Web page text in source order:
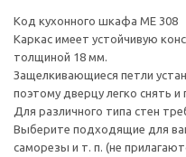
Код кухонного шкафа ME 308
Каркас имеет устойчивую
толщиной 18 мм.
Защелкивающиеся петли
поэтому дверцу легко снять и
Для различного типа стен
Выберите подходящие для
саморезы и т. п. (не